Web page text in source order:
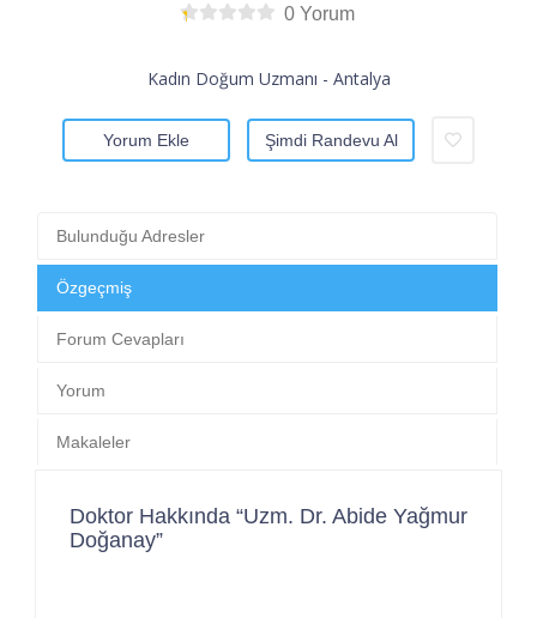
0 Yorum
Kadın Doğum Uzmanı - Antalya
Yorum Ekle Şimdi Randevu Al
Bulunduğu Adresler
Özgeçmiş
Forum Cevapları
Yorum
Makaleler
Doktor Hakkında “Uzm. Dr. Abide Yağmur
Doğanay”